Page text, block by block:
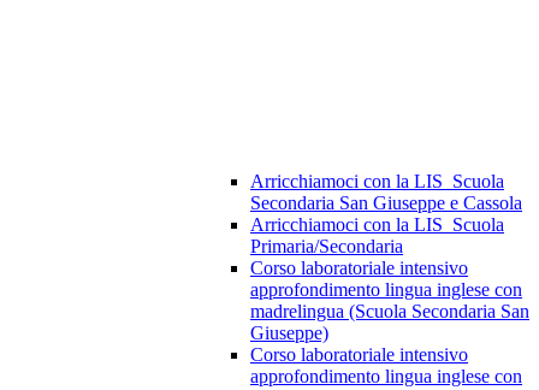
Arricchiamoci con la LIS_Scuola
Secondaria San Giuseppe e Cassola
Arricchiamoci con la LIS_Scuola
Primaria/Secondaria
Corso laboratoriale intensivo
approfondimento lingua inglese con
madrelingua (Scuola Secondaria San
Giuseppe)
Corso laboratoriale intensivo
approfondimento lingua inglese con